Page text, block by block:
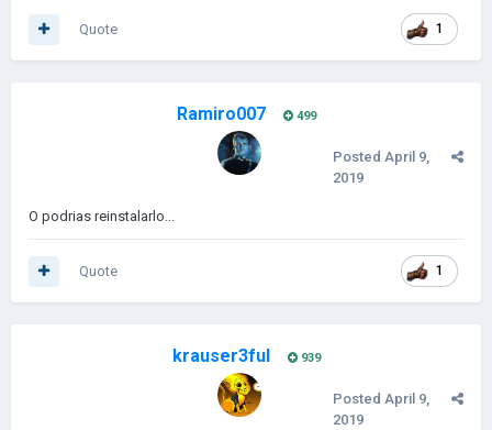
1
Quote
Ramiro007 499
Posted April 9,
2019
O podrias reinstalarlo...
1
Quote
krauser3ful 939
Posted April 9,
2019